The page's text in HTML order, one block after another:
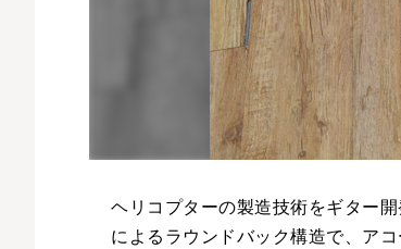
ヘリコプターの製造技術をギター
によるラウンドバック構造で、ア